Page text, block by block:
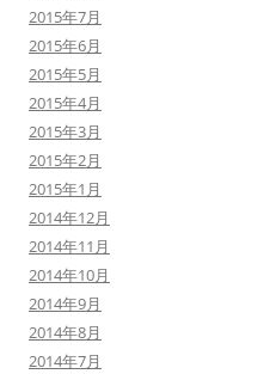
2015年7月
2015年6月
2015年5月
2015年4月
2015年3月
2015年2月
2015年1月
2014年12月
2014年11月
2014年10月
2014年9月
2014年8月
2014年7月